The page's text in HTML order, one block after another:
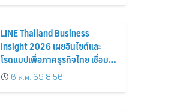
LINE Thailand Business
Insight 2026 เผยอินไซต์และ
โรดแมปเพื่อภาคธุรกิจไทย เชื่อม
ธุรกิจ ผู้บริโภค และพาร์ทเนอร์ สู่
การเติบโตได้อย่างยั่งยืน
6 ส.ค. 69 8:56